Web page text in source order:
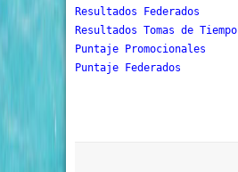
Resultados Federados
Resultados Tomas de Tiempo
Puntaje Promocionales
Puntaje Federados